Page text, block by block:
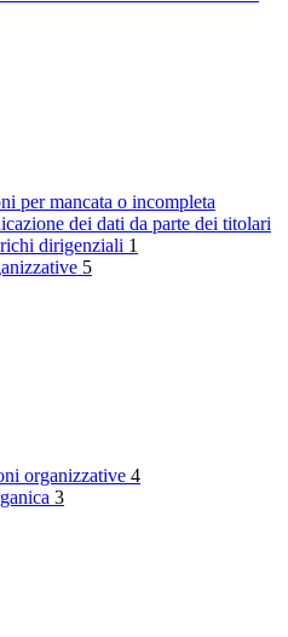
per mancata o incompleta
dei dati da parte dei titolari
dirigenziali 1
5
organizzative 4
3